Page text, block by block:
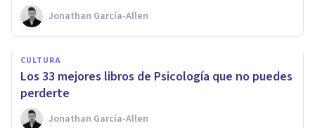
Jonathan García-Allen
CULTURA
Los 33 mejores libros de Psicología que no puedes
perderte
Jonathan García-Allen